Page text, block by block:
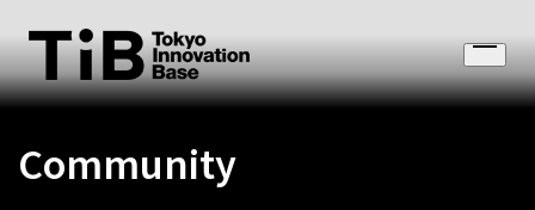
to
content
Open
menu
Community